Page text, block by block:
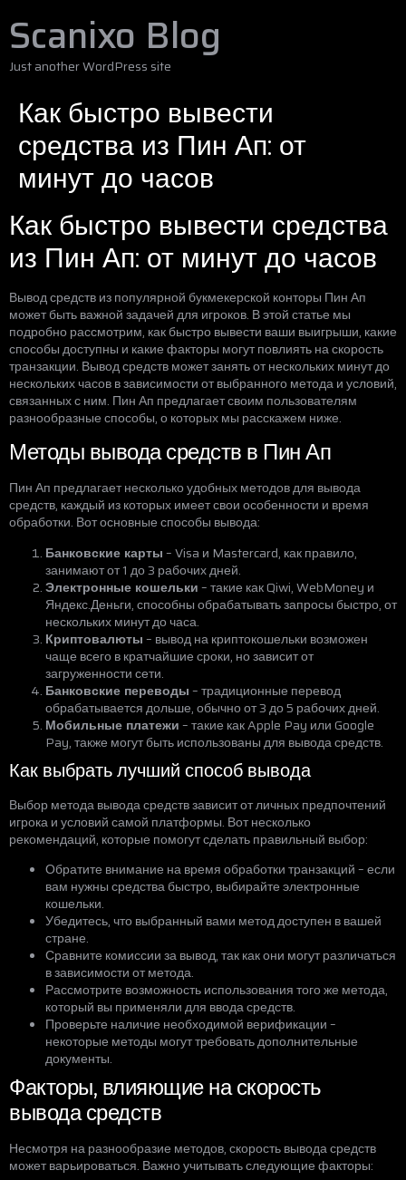
Scanixo Blog
Just another WordPress site
Как быстро вывести
средства из Пин Ап: от
минут до часов
Как быстро вывести средства
из Пин Ап: от минут до часов
Вывод средств из популярной букмекерской конторы Пин Ап
может быть важной задачей для игроков. В этой статье мы
подробно рассмотрим, как быстро вывести ваши выигрыши, какие
способы доступны и какие факторы могут повлиять на скорость
транзакции. Вывод средств может занять от нескольких минут до
нескольких часов в зависимости от выбранного метода и условий,
связанных с ним. Пин Ап предлагает своим пользователям
разнообразные способы, о которых мы расскажем ниже.
Методы вывода средств в Пин Ап
Пин Ап предлагает несколько удобных методов для вывода
средств, каждый из которых имеет свои особенности и время
обработки. Вот основные способы вывода:
Банковские карты– Visa и Mastercard, как правило,
занимают от 1 до 3 рабочих дней.
Электронные кошельки– такие как Qiwi, WebMoney и
Яндекс.Деньги, способны обрабатывать запросы быстро, от
нескольких минут до часа.
Криптовалюты– вывод на криптокошельки возможен
чаще всего в кратчайшие сроки, но зависит от
загруженности сети.
Банковские переводы– традиционные перевод
обрабатывается дольше, обычно от 3 до 5 рабочих дней.
Мобильные платежи– такие как Apple Pay или Google
Pay, также могут быть использованы для вывода средств.
Как выбрать лучший способ вывода
Выбор метода вывода средств зависит от личных предпочтений
игрока и условий самой платформы. Вот несколько
рекомендаций, которые помогут сделать правильный выбор:
Обратите внимание на время обработки транзакций – если
вам нужны средства быстро, выбирайте электронные
кошельки.
Убедитесь, что выбранный вами метод доступен в вашей
стране.
Сравните комиссии за вывод, так как они могут различаться
в зависимости от метода.
Рассмотрите возможность использования того же метода,
который вы применяли для ввода средств.
Проверьте наличие необходимой верификации –
некоторые методы могут требовать дополнительные
документы.
Факторы, влияющие на скорость
вывода средств
Несмотря на разнообразие методов, скорость вывода средств
может варьироваться. Важно учитывать следующие факторы: